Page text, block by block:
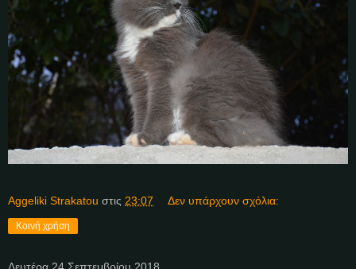
Aggeliki Strakatou στις 23:07 Δεν υπάρχουν σχόλια:
Κοινή χρήση
Δευτέρα 24 Σεπτεμβρίου 2018